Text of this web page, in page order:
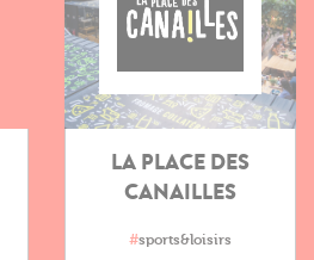
LA PLACE DES
CANAILLES
#sports&loisirs